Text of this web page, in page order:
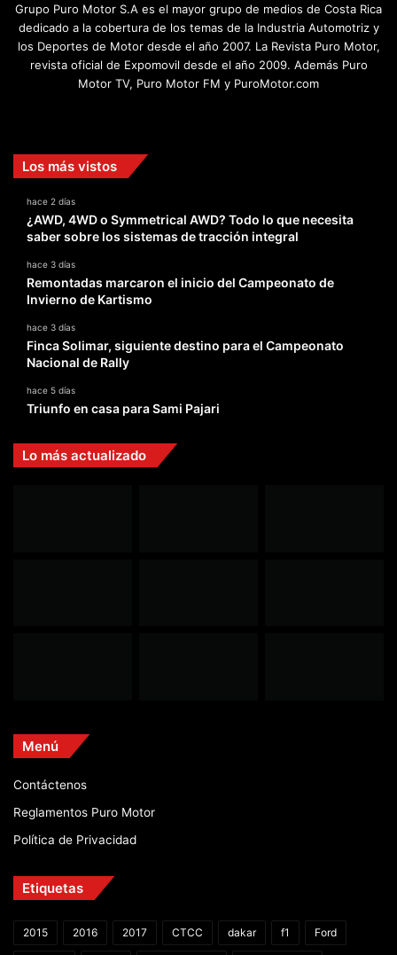
Grupo Puro Motor S.A es el mayor grupo de medios de Costa Rica
dedicado a la cobertura de los temas de la Industria Automotriz y
los Deportes de Motor desde el año 2007. La Revista Puro Motor,
revista oficial de Expomovil desde el año 2009. Además Puro
Motor TV, Puro Motor FM y PuroMotor.com
Los más vistos
hace 2 días
¿AWD, 4WD o Symmetrical AWD? Todo lo que necesita
saber sobre los sistemas de tracción integral
hace 3 días
Remontadas marcaron el inicio del Campeonato de
Invierno de Kartismo
hace 3 días
Finca Solimar, siguiente destino para el Campeonato
Nacional de Rally
hace 5 días
Triunfo en casa para Sami Pajari
Lo más actualizado
Menú
Contáctenos
Reglamentos Puro Motor
Política de Privacidad
Etiquetas
2015 2016 2017 CTCC dakar f1 Ford